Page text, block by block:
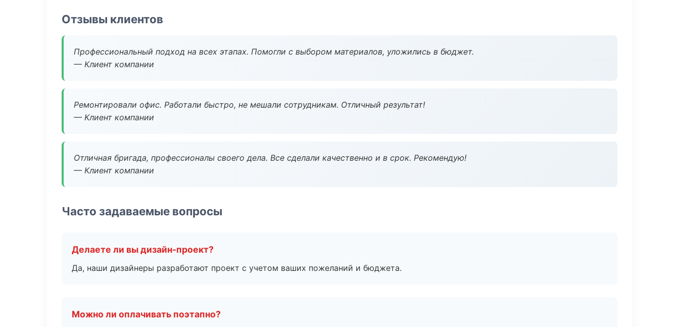
Отзывы клиентов
Профессиональный подход на всех этапах. Помогли с выбором материалов, уложились в бюджет.
— Клиент компании
Ремонтировали офис. Работали быстро, не мешали сотрудникам. Отличный результат!
— Клиент компании
Отличная бригада, профессионалы своего дела. Все сделали качественно и в срок. Рекомендую!
— Клиент компании
Часто задаваемые вопросы
Делаете ли вы дизайн-проект?
Да, наши дизайнеры разработают проект с учетом ваших пожеланий и бюджета.
Можно ли оплачивать поэтапно?